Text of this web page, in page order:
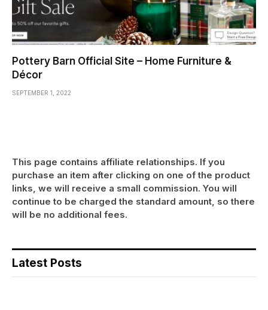
Pottery Barn Official Site – Home Furniture &
Décor
SEPTEMBER 1, 2022
This page contains affiliate relationships. If you
purchase an item after clicking on one of the product
links, we will receive a small commission. You will
continue to be charged the standard amount, so there
will be no additional fees.
Latest Posts